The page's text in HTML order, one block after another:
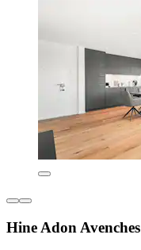
Hine Adon Avenches